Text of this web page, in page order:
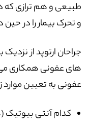
طبیعی و هم ترازی که
و تحرک بیمار را در
جراحان ارتوپد از
های عفونی همکاری
عفونی به تعیین
کدام آنتی بیوتیک